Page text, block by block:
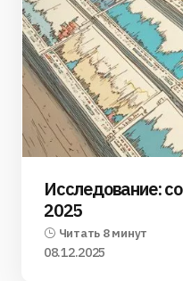
Исследование:
2025
Читать 8 минут
08.12.2025